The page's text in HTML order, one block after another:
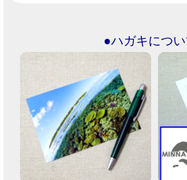
●ハガキにつ